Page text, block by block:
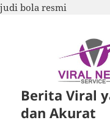
judi bola resmi
Berita Viral
dan Akurat